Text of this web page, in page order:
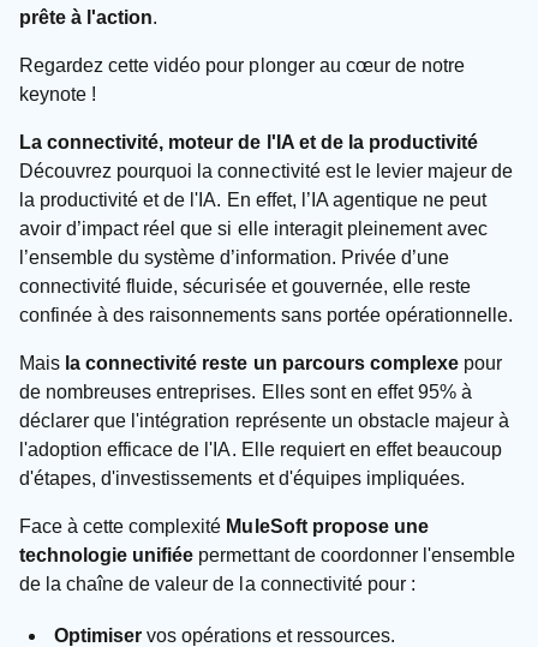
prête à l'action.
Regardez cette vidéo pour plonger au cœur de notre
keynote !
La connectivité, moteur de l'IA et de la productivité
Découvrez pourquoi la connectivité est le levier majeur de
la productivité et de l'IA. En effet, l’IA agentique ne peut
avoir d’impact réel que si elle interagit pleinement avec
l’ensemble du système d’information. Privée d’une
connectivité fluide, sécurisée et gouvernée, elle reste
confinée à des raisonnements sans portée opérationnelle.
Mais la connectivité reste un parcours complexepour
de nombreuses entreprises. Elles sont en effet 95% à
déclarer que l'intégration représente un obstacle majeur à
l'adoption efficace de l'IA. Elle requiert en effet beaucoup
d'étapes, d'investissements et d'équipes impliquées.
Face à cette complexité MuleSoft propose une
technologie unifiée permettant de coordonner l'ensemble
de la chaîne de valeur de la connectivité pour :
Optimiser vos opérations et ressources.